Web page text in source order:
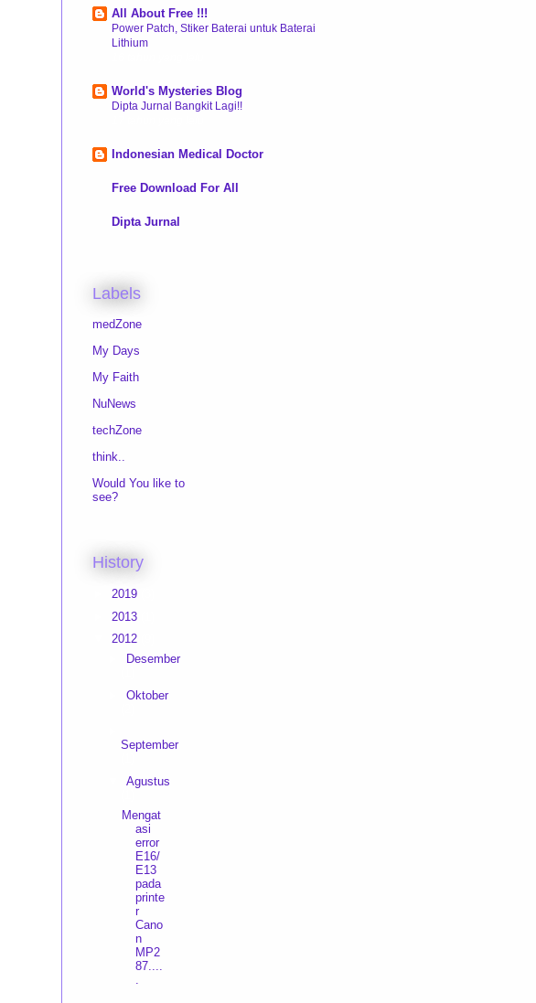
All About Free !!!
Power Patch, Stiker Baterai untuk Baterai
Lithium
World's Mysteries Blog
Dipta Jurnal Bangkit Lagi!!
Indonesian Medical Doctor
Free Download For All
Dipta Jurnal
Labels
medZone
My Days
My Faith
NuNews
techZone
think..
Would You like to
see?
History
2019
2013
2012
Desember
Oktober
September
Agustus
Mengat
asi
error
E16/
E13
pada
printe
r
Cano
n
MP2
87....